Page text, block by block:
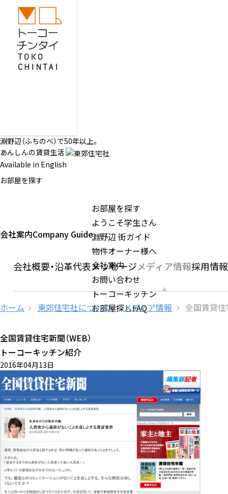
淵野辺（ふちのべ）で50年以上。
あんしんの賃貸生活
Available in English
お部屋を探す
お部屋を探す
ようこそ学生さん
淵野辺 街ガイド
物件オーナー様へ
会社案内
お問い合わせ
トーコーキッチン
お部屋探しFAQ
会社案内Company Guide
会社概要・沿革代表メッセージメディア情報採用情報
ホーム 東郊住宅社について メディア情報 全国賃貸住
全国賃貸住宅新聞（WEB）
トーコーキッチン紹介
2016年04月13日